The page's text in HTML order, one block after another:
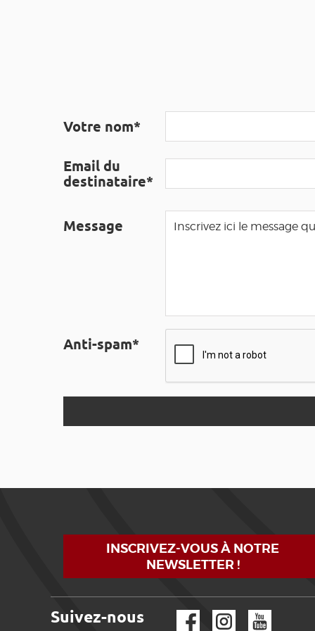
Votre nom*
Email du
destinataire*
Message
Anti-spam*
INSCRIVEZ-VOUS À NOTRE
NEWSLETTER !
Suivez-nous